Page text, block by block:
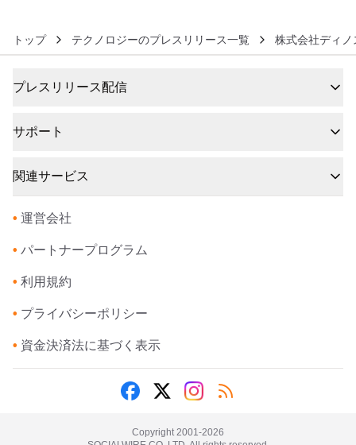
トップ テクノロジーのプレスリリース一覧 株式会社ディ
プレスリリース配信
サポート
関連サービス
• 運営会社
• パートナープログラム
• 利用規約
• プライバシーポリシー
• 資金決済法に基づく表示
Copyright 2001-2026